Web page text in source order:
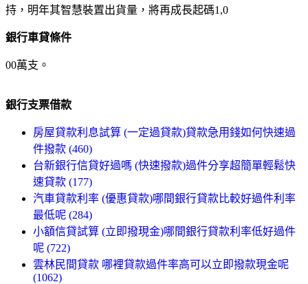
持，明年其智慧裝置出貨量，將再成長起碼1,0
銀行車貸條件
00萬支。
銀行支票借款
房屋貸款利息試算 (一定過貸款)貸款急用錢如何快速過
件撥款 (460)
台新銀行信貸好過嗎 (快速撥款)過件分享超簡單輕鬆快
速貸款 (177)
汽車貸款利率 (優惠貸款)哪間銀行貸款比較好過件利率
最低呢 (284)
小額信貸試算 (立即撥現金)哪間銀行貸款利率低好過件
呢 (722)
雲林民間貸款 哪裡貸款過件率高可以立即撥款現金呢
(1062)